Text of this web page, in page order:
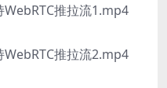
推拉流1.mp4
推拉流2.mp4